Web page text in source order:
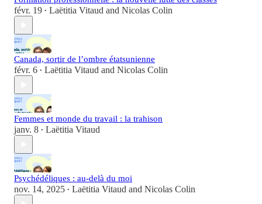
févr. 19 • Laëtitia Vitaud and Nicolas Colin
Canada, sortir de l’ombre étatsunienne
févr. 6 • Laëtitia Vitaud and Nicolas Colin
Femmes et monde du travail : la trahison
janv. 8 • Laëtitia Vitaud
Psychédéliques : au-delà du moi
nov. 14, 2025 • Laëtitia Vitaud and Nicolas Colin